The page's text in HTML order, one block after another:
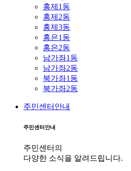
홍제1동
홍제2동
홍제3동
홍은1동
홍은2동
남가좌1동
남가좌2동
북가좌1동
북가좌2동
주민센터안내
주민센터안내
주민센터의
다양한 소식을 알려드립니다.